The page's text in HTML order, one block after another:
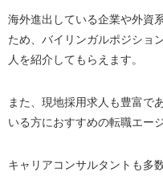
海外進出している企業や外資
ため、バイリンガルポジショ
人を紹介してもらえます。
また、現地採用求人も豊富で
いる方におすすめの転職エー
キャリアコンサルタントも多